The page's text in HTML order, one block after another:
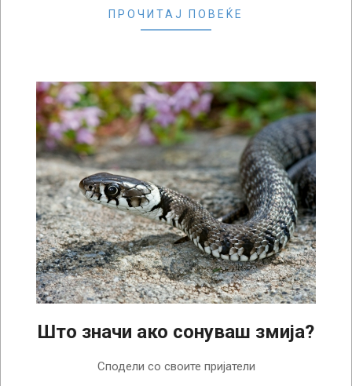
ПРОЧИТАЈ ПОВЕЌЕ
Што значи ако сонуваш змија?
Сподели со своите пријатели